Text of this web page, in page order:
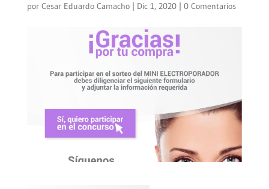
por Cesar Eduardo Camacho| Dic 1, 2020| 0 Comentarios